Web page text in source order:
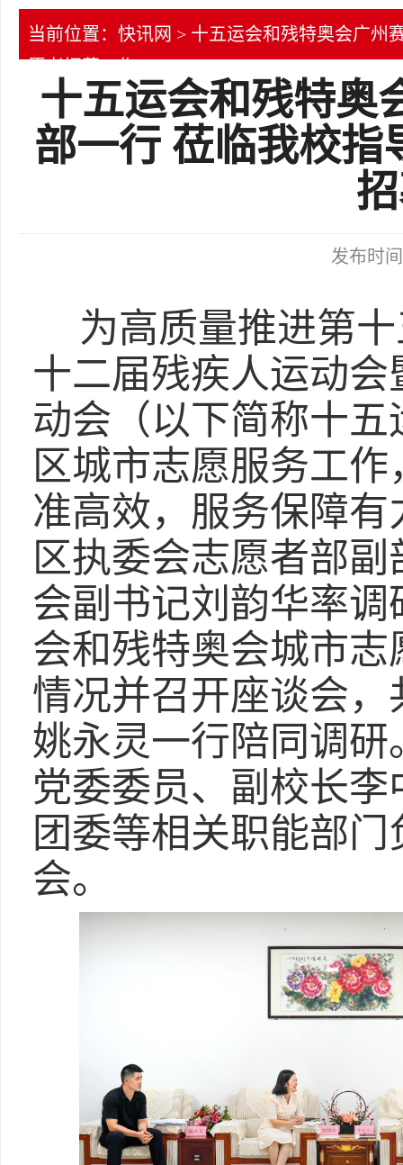
当前位置： 快讯网 > 十五运会和残特奥会广州
十五运会和残特奥
部一行 莅临我校指
发布时
为高质量推进第
十二届残疾人运动
动会（以下简称十
区城市志愿服务工
准高效，服务保障
区执委会志愿者部
会副书记刘韵华率
会和残特奥会城市
情况并召开座谈会
姚永灵一行陪同调
党委委员、副校长
团委等相关职能部
会。